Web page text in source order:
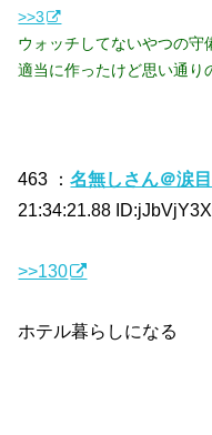
>>3
ウォッチしてないやつの守
適当に作ったけど思い通り
463 ：名無しさん＠涙目
21:34:21.88
>>130
ホテル暮らしになる